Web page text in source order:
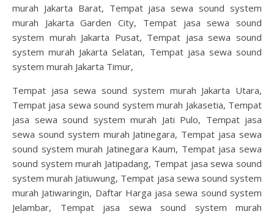
murah Jakarta Barat, Tempat jasa sewa sound system
murah Jakarta Garden City, Tempat jasa sewa sound
system murah Jakarta Pusat, Tempat jasa sewa sound
system murah Jakarta Selatan, Tempat jasa sewa sound
system murah Jakarta Timur,
Tempat jasa sewa sound system murah Jakarta Utara,
Tempat jasa sewa sound system murah Jakasetia, Tempat
jasa sewa sound system murah Jati Pulo, Tempat jasa
sewa sound system murah Jatinegara, Tempat jasa sewa
sound system murah Jatinegara Kaum, Tempat jasa sewa
sound system murah Jatipadang, Tempat jasa sewa sound
system murah Jatiuwung, Tempat jasa sewa sound system
murah Jatiwaringin, Daftar Harga jasa sewa sound system
Jelambar, Tempat jasa sewa sound system murah